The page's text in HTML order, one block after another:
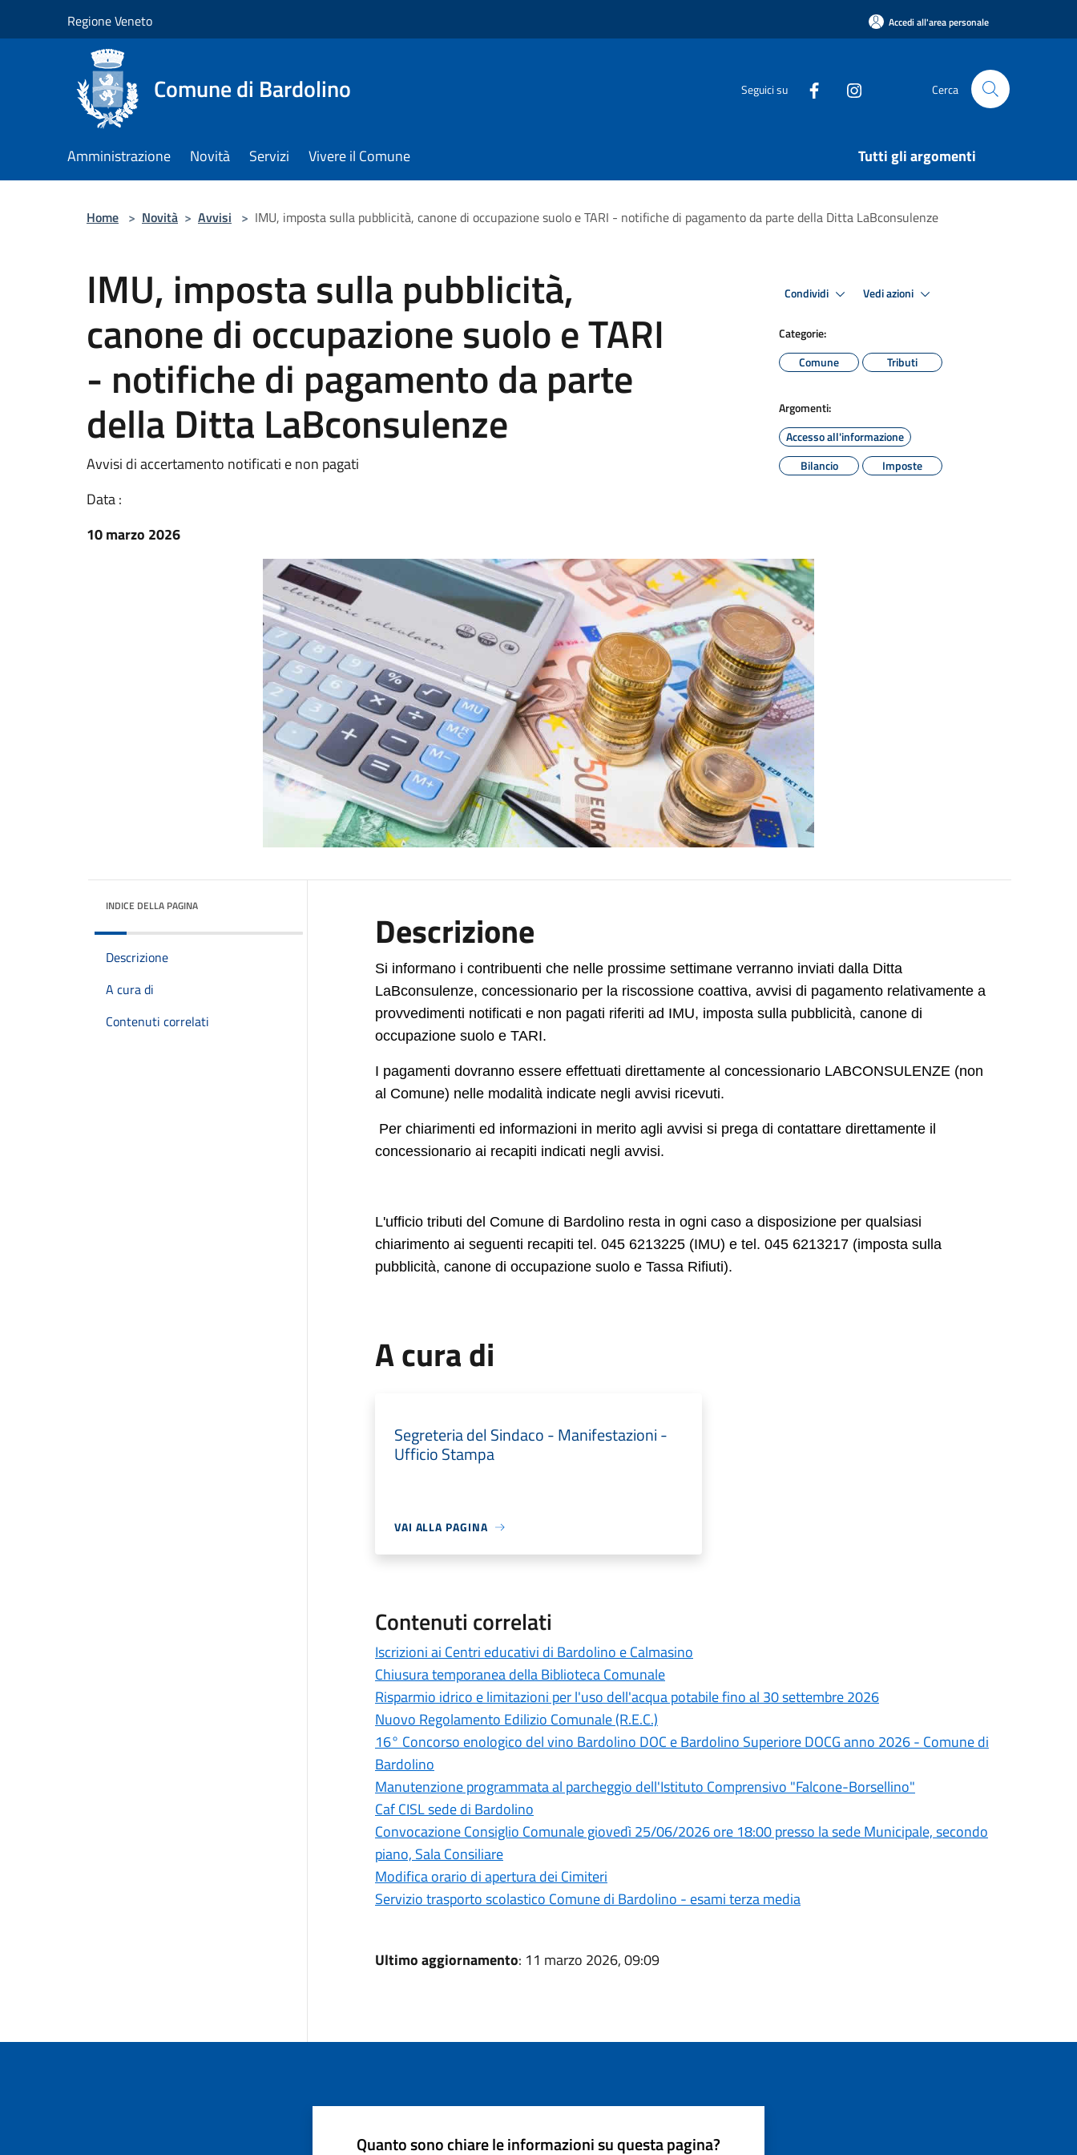
Regione Veneto Accedi all'area personale
Comune di Bardolino Seguici su Cerca
Amministrazione Novità Servizi Vivere il Comune Tutti gli argomenti
Home > Novità > Avvisi > IMU, imposta sulla pubblicità, canone di occupazione suolo e TARI - notifiche di pagamento da parte della Ditta LaBconsulenze
IMU, imposta sulla pubblicità,
canone di occupazione suolo e TARI
- notifiche di pagamento da parte
della Ditta LaBconsulenze
Avvisi di accertamento notificati e non pagati
Data :
10 marzo 2026
Condividi Vedi azioni
Categorie:
Comune
Tributi
Argomenti:
Accesso all'informazione
Bilancio
Imposte
INDICE DELLA PAGINA
Descrizione
A cura di
Contenuti correlati
Descrizione
Si informano i contribuenti che nelle prossime settimane verranno inviati dalla Ditta
LaBconsulenze, concessionario per la riscossione coattiva, avvisi di pagamento relativamente a
provvedimenti notificati e non pagati riferiti ad IMU, imposta sulla pubblicità, canone di
occupazione suolo e TARI.
I pagamenti dovranno essere effettuati direttamente al concessionario LABCONSULENZE (non
al Comune) nelle modalità indicate negli avvisi ricevuti.
Per chiarimenti ed informazioni in merito agli avvisi si prega di contattare direttamente il
concessionario ai recapiti indicati negli avvisi.
L'ufficio tributi del Comune di Bardolino resta in ogni caso a disposizione per qualsiasi
chiarimento ai seguenti recapiti tel. 045 6213225 (IMU) e tel. 045 6213217 (imposta sulla
pubblicità, canone di occupazione suolo e Tassa Rifiuti).
A cura di
Segreteria del Sindaco - Manifestazioni -
Ufficio Stampa
VAI ALLA PAGINA
Contenuti correlati
Iscrizioni ai Centri educativi di Bardolino e Calmasino
Chiusura temporanea della Biblioteca Comunale
Risparmio idrico e limitazioni per l'uso dell'acqua potabile fino al 30 settembre 2026
Nuovo Regolamento Edilizio Comunale (R.E.C.)
16° Concorso enologico del vino Bardolino DOC e Bardolino Superiore DOCG anno 2026 - Comune di
Bardolino
Manutenzione programmata al parcheggio dell'Istituto Comprensivo "Falcone-Borsellino"
Caf CISL sede di Bardolino
Convocazione Consiglio Comunale giovedì 25/06/2026 ore 18:00 presso la sede Municipale, secondo
piano, Sala Consiliare
Modifica orario di apertura dei Cimiteri
Servizio trasporto scolastico Comune di Bardolino - esami terza media
Ultimo aggiornamento: 11 marzo 2026, 09:09
Quanto sono chiare le informazioni su questa pagina?